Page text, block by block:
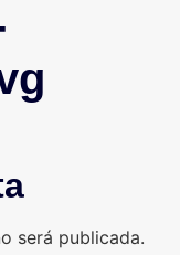
será publicada.